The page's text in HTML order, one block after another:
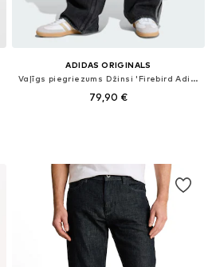
ADIDAS ORIGINALS
Vaļīgs piegriezums Džinsi 'Firebird Adicolor'
79,90 €